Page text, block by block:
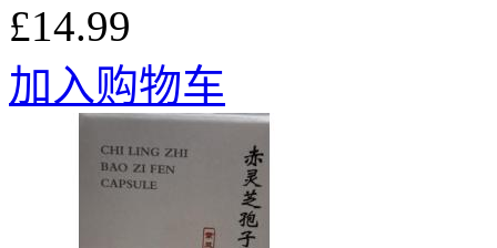
£14.99
加入购物车